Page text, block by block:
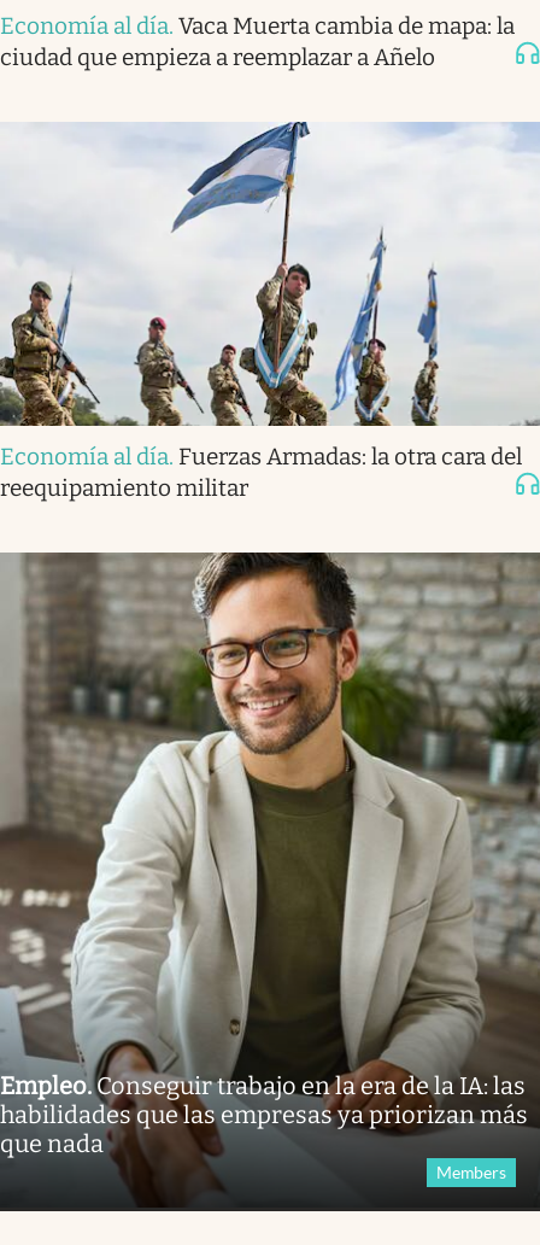
Economía al día. Vaca Muerta cambia de mapa: la
ciudad que empieza a reemplazar a Añelo
Economía al día. Fuerzas Armadas: la otra cara del
reequipamiento militar
Empleo.Conseguir trabajo en la era de la IA: las
habilidades que las empresas ya priorizan más
que nada
Members